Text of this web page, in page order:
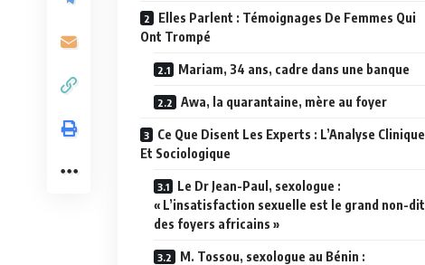
Elles Parlent : Témoignages De Femmes Qui
Ont Trompé
Mariam, 34 ans, cadre dans une banque
Awa, la quarantaine, mère au foyer
Ce Que Disent Les Experts : L’Analyse Clinique
Et Sociologique
Le Dr Jean-Paul, sexologue :
« L’insatisfaction sexuelle est le grand non-dit
des foyers africains »
M. Tossou, sexologue au Bénin :